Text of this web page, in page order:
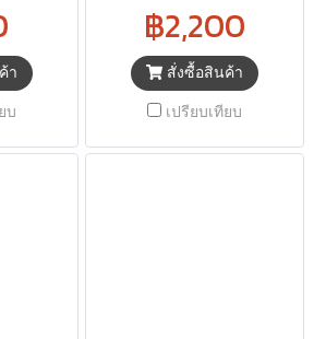
า
บ
฿2,200
สั่งซื้อสินค้า
เปรียบเทียบ